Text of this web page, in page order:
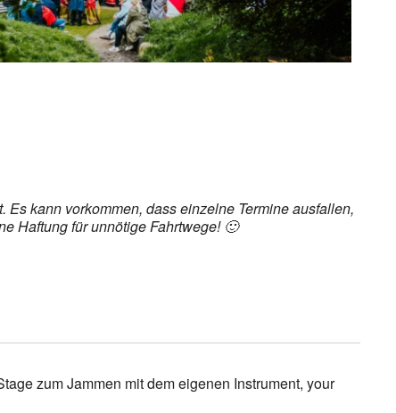
kann vorkommen, dass einzelne Termine ausfallen,
Haftung für unnötige Fahrtwege! 🙂
zum Jammen mit dem eigenen Instrument, your